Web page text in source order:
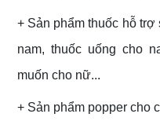
+ Sản phẩm thuốc hỗ
nam, thuốc uống cho
muốn cho nữ...
+ Sản phẩm popper cho